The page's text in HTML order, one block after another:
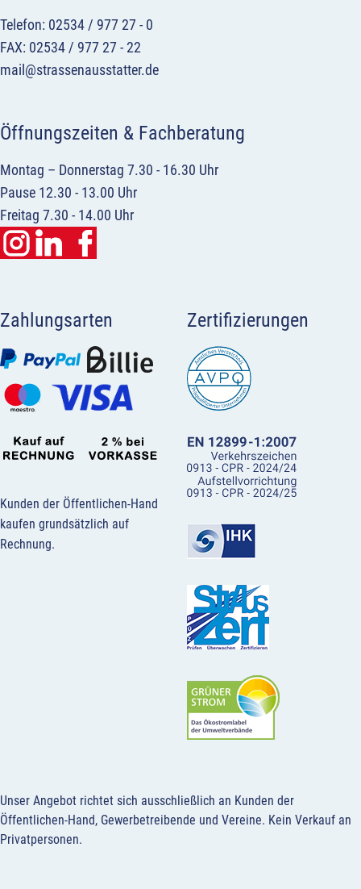
Telefon: 02534 / 977 27 - 0
FAX: 02534 / 977 27 - 22
mail@strassenausstatter.de
Öffnungszeiten & Fachberatung
Montag – Donnerstag 7.30 - 16.30 Uhr
Pause 12.30 - 13.00 Uhr
Freitag 7.30 - 14.00 Uhr
Zahlungsarten
Kunden der Öffentlichen-Hand
kaufen grundsätzlich auf
Rechnung.
Zertifizierungen
Unser Angebot richtet sich ausschließlich an Kunden der
Öffentlichen-Hand, Gewerbetreibende und Vereine. Kein Verkauf an
Privatpersonen.